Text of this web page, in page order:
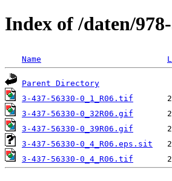
Index of /daten/
Name
Parent Directory
3-437-56330-0_1_R06.tif
3-437-56330-0_32R06.gif
3-437-56330-0_39R06.gif
3-437-56330-0_4_R06.eps.sit
3-437-56330-0_4_R06.tif